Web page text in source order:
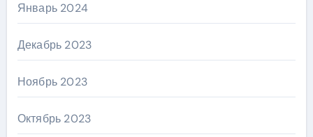
Январь 2024
Декабрь 2023
Ноябрь 2023
Октябрь 2023